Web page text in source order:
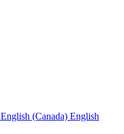
English (Canada) English